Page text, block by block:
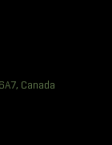
Canada